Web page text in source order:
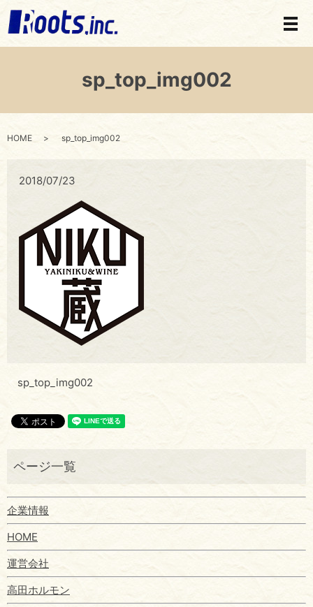
メ
sp_top_img002
HOME sp_top_img002
2018/07/23
sp_top_img002
企業情報
HOME
運営会社
高田ホルモン